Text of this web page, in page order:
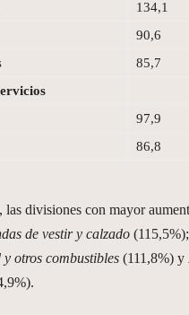
134,1
90,6
85,7
97,9
86,8
las divisiones con mayor
de vestir y calzado (115,5%);
otros combustibles (111,8%) y